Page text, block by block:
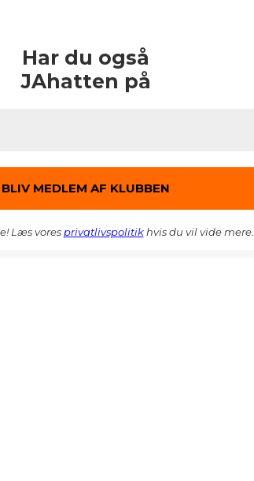
Har du også
JAhatten på
Læs voresprivatlivspolitikhvis du vil vide mere.